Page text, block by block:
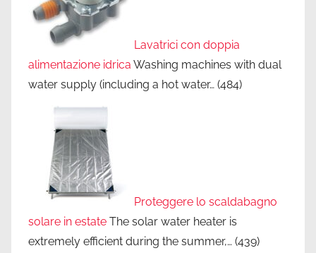
Lavatrici con doppia
alimentazione idrica Washing machines with dual
water supply (including a hot water… (484)
Proteggere lo scaldabagno
solare in estate The solar water heater is
extremely efficient during the summer,… (439)